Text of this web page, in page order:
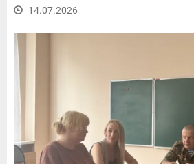
14.07.2026